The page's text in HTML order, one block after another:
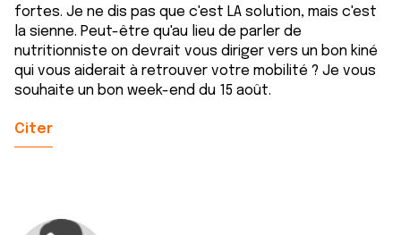
ou qu'ils ont collectées lors de votre utilisation de leurs
services.
fortes. Je ne dis pas que c'est LA solution, mais c'est
la sienne. Peut-être qu'au lieu de parler de
nutritionniste on devrait vous diriger vers un bon kiné
qui vous aiderait à retrouver votre mobilité ? Je vous
souhaite un bon week-end du 15 août.
Citer